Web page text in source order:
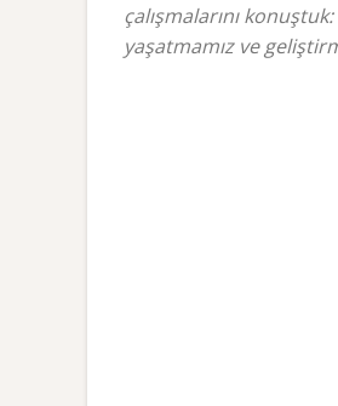
çalışmalarını
yaşatmamız ve